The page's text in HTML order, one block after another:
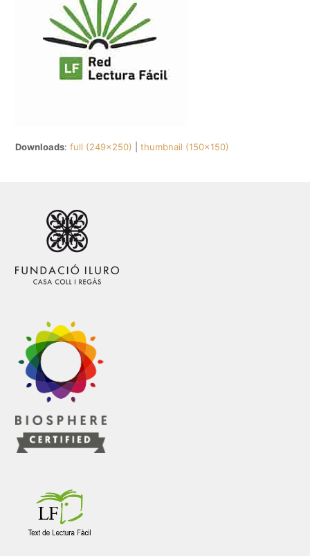
Downloads:full (249x250) |thumbnail (150x150)